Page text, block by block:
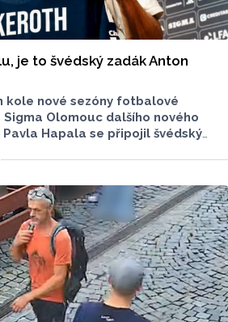
je to švédský zadák Anton
kole nové sezóny fotbalové
Olomouc dalšího nového
Hapala se připojil švédský
který přichází na Hanou
Sigma to uvedla na svém webu,
nov hráč smlouvu